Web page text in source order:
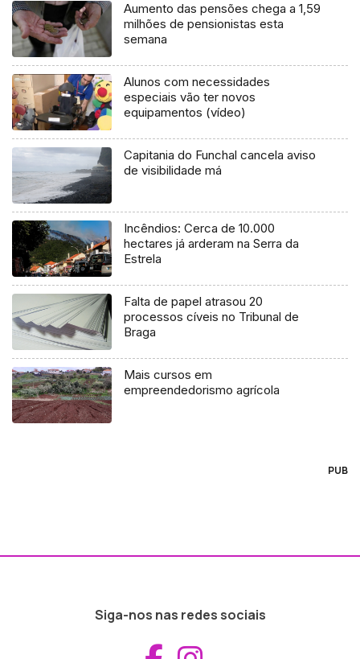
Aumento das pensões chega a 1,59
milhões de pensionistas esta
semana
Alunos com necessidades
especiais vão ter novos
equipamentos (vídeo)
Capitania do Funchal cancela aviso
de visibilidade má
Incêndios: Cerca de 10.000
hectares já arderam na Serra da
Estrela
Falta de papel atrasou 20
processos cíveis no Tribunal de
Braga
Mais cursos em
empreendedorismo agrícola
PUB
Siga-nos nas redes sociais